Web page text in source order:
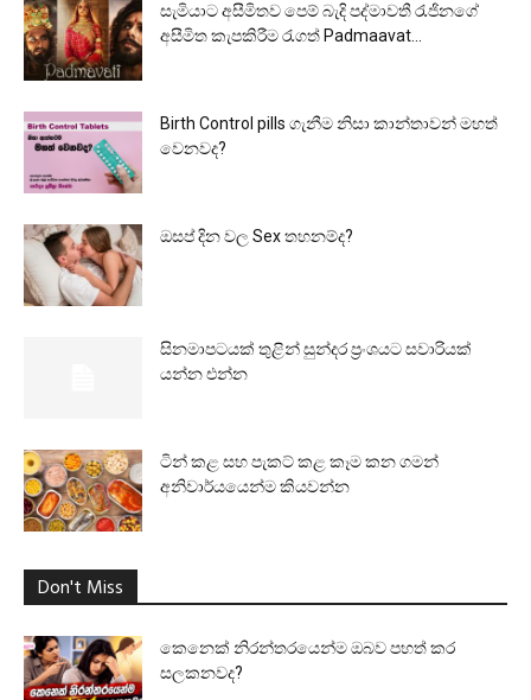
සැමියාට අසීමිතව පෙම් බැදි පද්මාවතී රැජිනගේ
අසීමිත කැපකිරීම රැගත් Padmaavat...
Birth Control pills ගැනීම නිසා කාන්තාවන් මහත්
වෙනවද?
ඔසප් දින වල Sex තහනම්ද?
සිනමාපටයක් තුළින් සුන්දර ප්‍රංශයට සවාරියක්
යන්න එන්න
ටින් කළ සහ පැකට් කළ කෑම කන ගමන්
අනිවාර්යයෙන්ම කියවන්න
Don't Miss
කෙනෙක් නිරන්තරයෙන්ම ඔබව පහත් කර
සලකනවද?